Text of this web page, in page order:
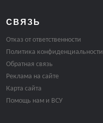
СВЯЗЬ
Отказ от ответственности
Политика конфиденциальности
Обратная связь
Реклама на сайте
Карта сайта
Помощь нам и ВСУ